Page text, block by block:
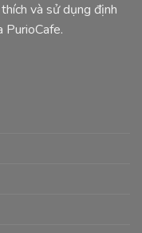
và sử dụng định
PurioCafe.